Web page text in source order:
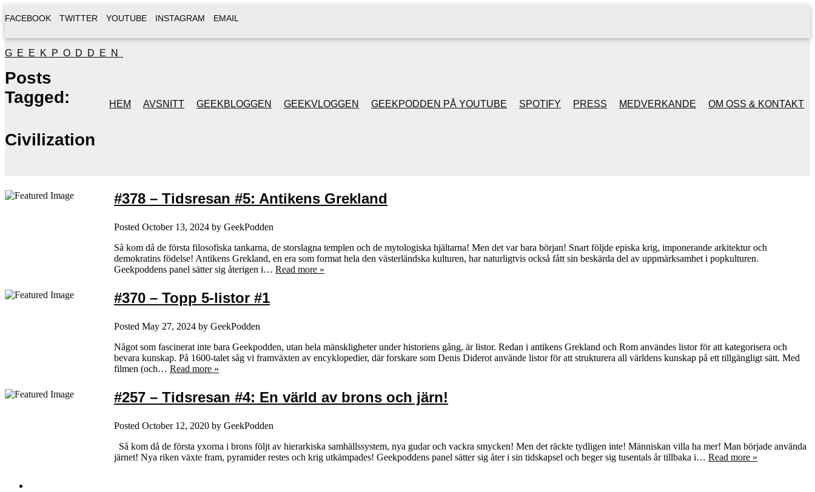
FACEBOOK TWITTER YOUTUBE INSTAGRAM EMAIL
GEEKPODDEN
HEM AVSNITT GEEKBLOGGEN GEEKVLOGGEN GEEKPODDEN PÅ YOUTUBE
JULSPECIALER 2013
SPOTIFY PRESS MEDVERKANDE OM OSS & KONTAKT
Posts
Tagged:
Civilization
#378 – Tidsresan #5: Antikens Grekland
Posted October 13, 2024 by GeekPodden
Så kom då de första filosofiska tankarna, de storslagna templen och de mytologiska hjältarna! Men det var bara början! Snart följde episka krig, imponerande arkitektur och
demokratins födelse! Antikens Grekland, en era som format hela den västerländska kulturen, har naturligtvis också fått sin beskärda del av uppmärksamhet i popkulturen.
Geekpoddens panel sätter sig återigen i… Read more »
#370 – Topp 5-listor #1
Posted May 27, 2024 by GeekPodden
Något som fascinerat inte bara Geekpodden, utan hela mänskligheter under historiens gång, är listor. Redan i antikens Grekland och Rom användes listor för att kategorisera och
bevara kunskap. På 1600-talet såg vi framväxten av encyklopedier, där forskare som Denis Diderot använde listor för att strukturera all världens kunskap på ett tillgängligt sätt. Med
filmen (och… Read more »
#257 – Tidsresan #4: En värld av brons och järn!
Posted October 12, 2020 by GeekPodden
Så kom då de första yxorna i brons följt av hierarkiska samhällssystem, nya gudar och vackra smycken! Men det räckte tydligen inte! Människan villa ha mer! Man började använda
järnet! Nya riken växte fram, pyramider restes och krig utkämpades! Geekpoddens panel sätter sig åter i sin tidskapsel och beger sig tusentals år tillbaka i… Read more »